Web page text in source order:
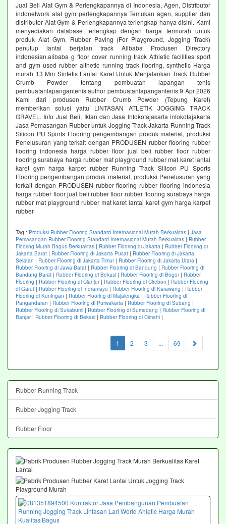
Jual Beli Alat Gym & Perlengkapannya di Indonesia, Agen, Distributor
indonetwork alat gym perlengkapannya Temukan agen, supplier dan
distributor Alat Gym & Perlengkapannya terlengkap hanya disini. Kami
menyediakan database terlengkap dengan harga termurah untuk
produk Alat Gym. Rubber Paving (For Playground, Jogging Track)
penutup lantai berjalan track Alibaba Produsen Directory
indonesian.alibaba g floor cover running track Athletic facilities sport
and gym used rubber althetic running track flooring, synthetic Harga
murah 13 Mm Sintetis Lantai Karet Untuk Menjalankan Track Rubber
Crumb Powder tentang pembuatan lapangan tenis
pembuatanlapangantenis author pembuatanlapangantenis 9 Apr 2026
Kami dari produsen Rubber Crumb Powder (Tepung Karet)
memberikan solusi yaitu LINTASAN ATLETIK JOGGING TRACK
GRAVEL. Info Jual Beli, Iklan dan Jasa Infokotajakarta infokotajakarta
Jasa Pemasangan Rubber untuk Jogging Track Jakarta Running Track
Silicon PU Sports Flooring pengembangan produk material, produksi
Penelusuran yang terkait dengan PRODUSEN rubber flooring rubber
flooring indonesia harga rubber floor jual beli rubber floor rubber
flooring surabaya harga rubber mat playground rubber mat karet lantai
karet gym harga karpet rubber Running Track Silicon PU Sports
Flooring pengembangan produk material, produksi Penelusuran yang
terkait dengan PRODUSEN rubber flooring rubber flooring indonesia
harga rubber floor jual beli rubber floor rubber flooring surabaya harga
rubber mat playground rubber mat karet lantai karet gym harga karpet
rubber
Tag : Produksi Rubber Flooring Standard Internasional Murah Berkualitas | Jasa
Pemasangan Rubber Flooring Standard Internasional Murah Berkualitas | Rubber
Flooring Murah Bagus Berkualitas | Rubber Flooring di Jakarta | Rubber Flooring di
Jakarta Barat | Rubber Flooring di Jakarta Pusat | Rubber Flooring di Jakarta
Selatan | Rubber Flooring di Jakarta Timur| Rubber Flooring di Jakarta Utara |
Rubber Flooring di Jawa Barat | Rubber Flooring di Bandung | Rubber Flooring di
Bandung Barat | Rubber Flooring di Bekasi | Rubber Flooring di Bogor| Rubber
Flooring | Rubber Flooring di Cianjur| Rubber Flooring di Cirebon | Rubber Flooring
di Garut | Rubber Flooring di Indramayu | Rubber Flooring di Karawang | Rubber
Flooring di Kuningan | Rubber Flooring di Majalengka | Rubber Flooring di
Pangandaran | Rubber Flooring di Purwakarta | Rubber Flooring di Subang |
Rubber Flooring di Sukabumi | Rubber Flooring di Sumedang | Rubber Flooring di
Banjar| Rubber Flooring di Bekasi | Rubber Flooring di Cimahi |
1 (current)
2 3 ... 69
Rubber Running Track
Rubber Jogging Track
Rubber Floor